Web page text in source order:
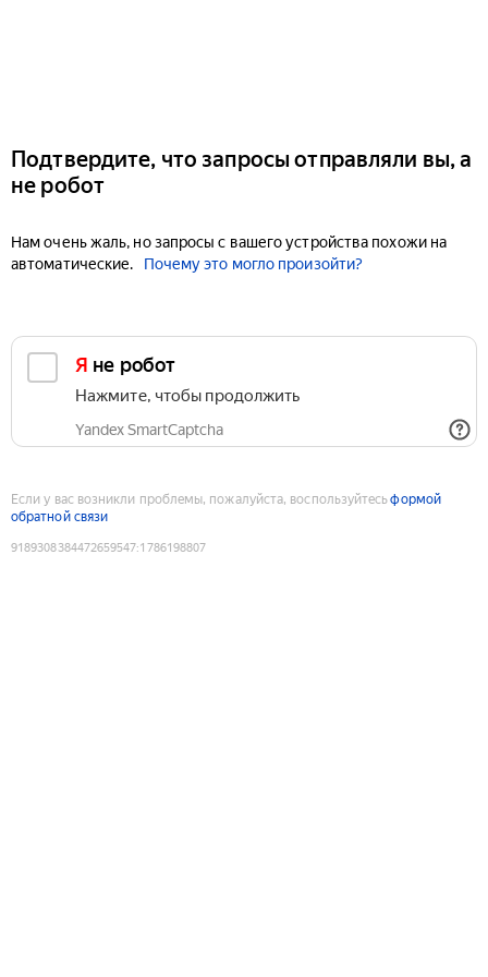
Подтвердите, что запросы отправляли вы, а
не робот
Нам очень жаль, но запросы с вашего устройства похожи на
автоматические.
Почему это могло произойти?
Я не робот
Нажмите, чтобы продолжить
Yandex SmartCaptcha
Если у вас возникли проблемы, пожалуйста, воспользуйтесьформой
обратной связи
9189308384472659547:1786198807